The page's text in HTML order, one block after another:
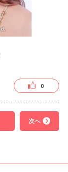
0
次へ